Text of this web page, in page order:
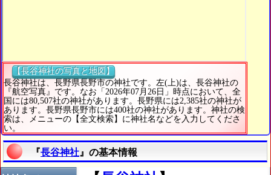
【長谷神社の写真と地図】
長谷神社は、長野県長野市の神社です。左(上)は、長谷神社の
『航空写真』です。なお「2026年07月26日」時点において、全
国には80,507社の神社があります。長野県には2,385社の神社が
あります。長野県長野市には400社の神社があります。神社の検
索は、メニューの【全文検索】に神社名などを入力してくださ
い。
『長谷神社 』の基本情報